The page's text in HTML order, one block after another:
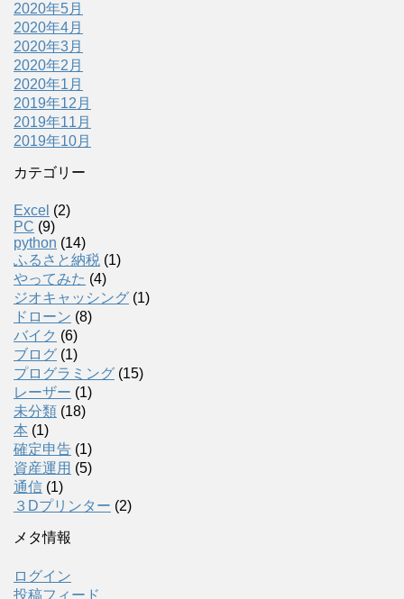
2020年5月
2020年4月
2020年3月
2020年2月
2020年1月
2019年12月
2019年11月
2019年10月
カテゴリー
Excel (2)
PC (9)
python (14)
ふるさと納税 (1)
やってみた (4)
ジオキャッシング (1)
ドローン (8)
バイク (6)
ブログ (1)
プログラミング (15)
レーザー (1)
未分類 (18)
本 (1)
確定申告 (1)
資産運用 (5)
通信 (1)
３Dプリンター (2)
メタ情報
ログイン
投稿フィード